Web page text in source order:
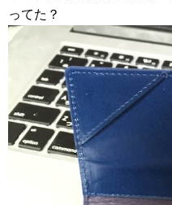
ってた？